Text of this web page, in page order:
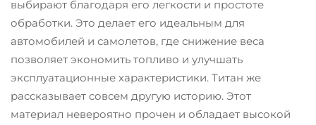
выбирают благодаря его легкости и простоте
обработки. Это делает его идеальным для
автомобилей и самолетов, где снижение веса
позволяет экономить топливо и улучшать
эксплуатационные характеристики. Титан же
рассказывает совсем другую историю. Этот
материал невероятно прочен и обладает высокой